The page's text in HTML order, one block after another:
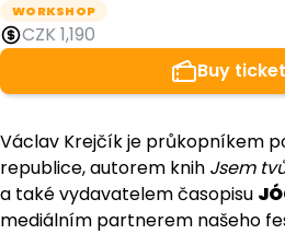
WORKSHOP
CZK 1,190
Buy
Václav Krejčík je průkopníkem
republice, autorem knih Jsem
a také vydavatelem časopisu
mediálním partnerem našeho